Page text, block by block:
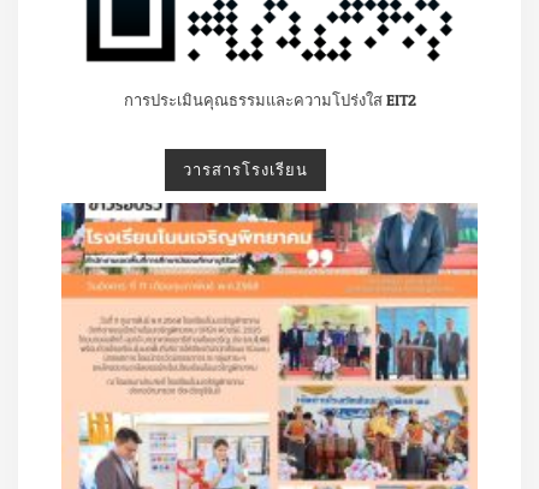
การประเมินคุณธรรมและความโปร่งใส EIT2
วารสารโรงเรียน